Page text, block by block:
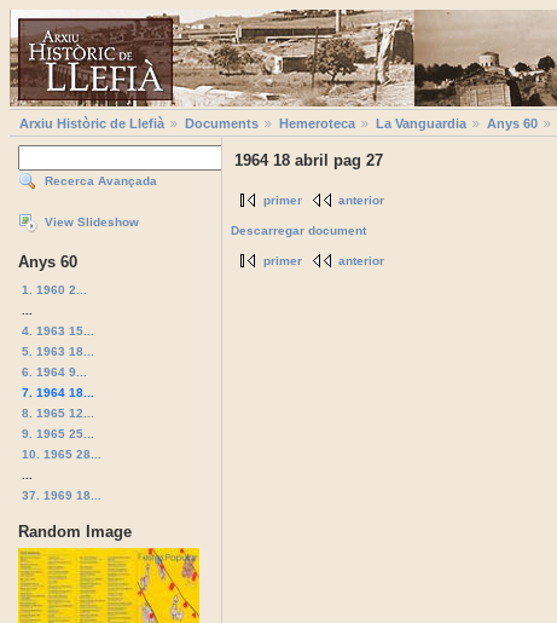
Arxiu Històric de Llefià Documents Hemeroteca La Vanguardia Anys 60
Recerca Avançada
View Slideshow
Anys 60
1. 1960 2...
4. 1963 15...
5. 1963 18...
6. 1964 9...
7. 1964 18...
8. 1965 12...
9. 1965 25...
10. 1965 28...
37. 1969 18...
Random Image
1964 18 abril pag 27
primer anterior
Descarregar document
primer anterior